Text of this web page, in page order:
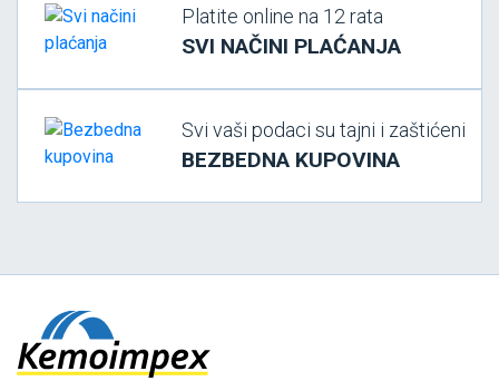
Platite online na 12 rata
SVI NAČINI PLAĆANJA
Svi vaši podaci su tajni i zaštićeni
BEZBEDNA KUPOVINA